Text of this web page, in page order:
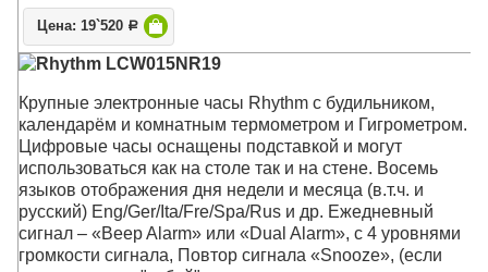
Цена: 19`520 Р
Rhythm LCW015NR19
Крупные электронные часы Rhythm с будильником,
календарём и комнатным термометром и Гигрометром.
Цифровые часы оснащены подставкой и могут
использоваться как на столе так и на стене. Восемь
языков отображения дня недели и месяца (в.т.ч. и
русский) Eng/Ger/Ita/Fre/Spa/Rus и др. Ежедневный
сигнал – «Beep Alarm» или «Dual Alarm», с 4 уровнями
громкости сигнала, Повтор сигнала «Snooze», (если